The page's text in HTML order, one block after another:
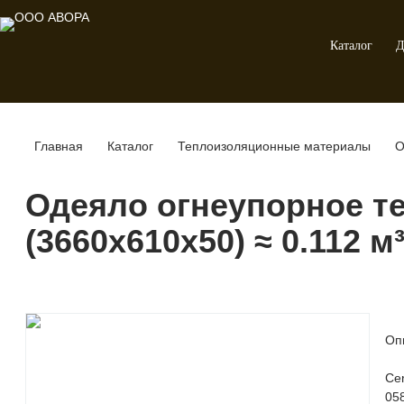
Каталог
Главная Каталог Теплоизоляционные материалы
Одеяло огнеупорное
(3660x610x50) ≈ 0.112 м³